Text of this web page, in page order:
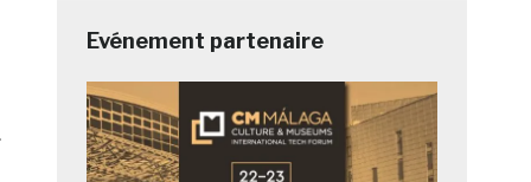
Evénement partenaire